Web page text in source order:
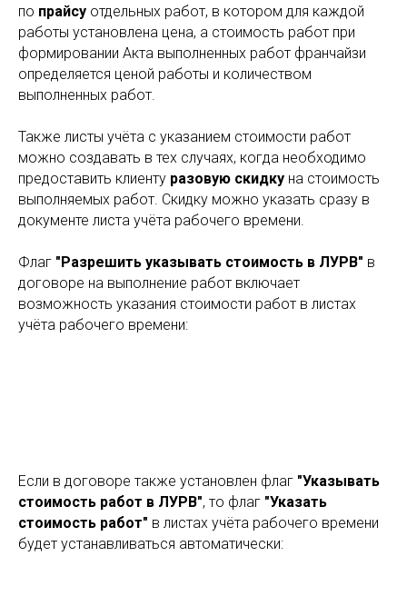
по прайсу отдельных работ, в котором для каждой
работы установлена цена, а стоимость работ при
формировании Акта выполненных работ франчайзи
определяется ценой работы и количеством
выполненных работ.
Также листы учёта с указанием стоимости работ
можно создавать в тех случаях, когда необходимо
предоставить клиенту разовую скидку на стоимость
выполняемых работ. Скидку можно указать сразу в
документе листа учёта рабочего времени.
Флаг "Разрешить указывать стоимость в ЛУРВ" в
договоре на выполнение работ включает
возможность указания стоимости работ в листах
учёта рабочего времени:
Если в договоре также установлен флаг "Указывать
стоимость работ в ЛУРВ", то флаг "Указать
стоимость работ" в листах учёта рабочего времени
будет устанавливаться автоматически: